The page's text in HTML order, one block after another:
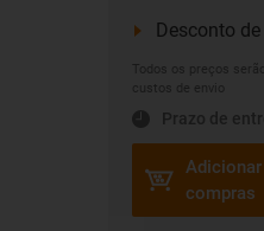
Desconto
Todos os preços
custos de envio
Prazo de
compras